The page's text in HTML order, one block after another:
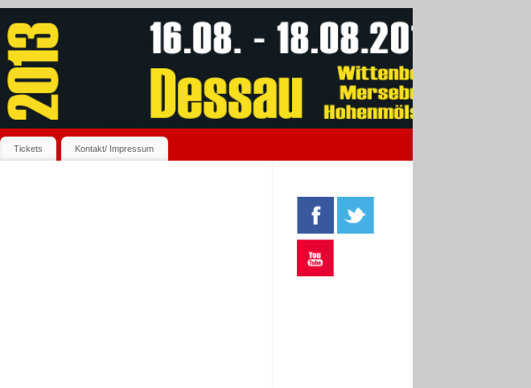
Tickets Kontakt/ Impressum